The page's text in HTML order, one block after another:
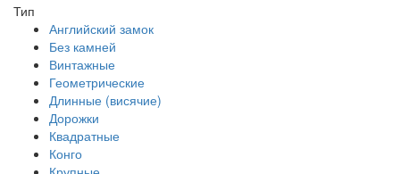
Тип
Английский замок
Без камней
Винтажные
Геометрические
Длинные (висячие)
Дорожки
Квадратные
Конго